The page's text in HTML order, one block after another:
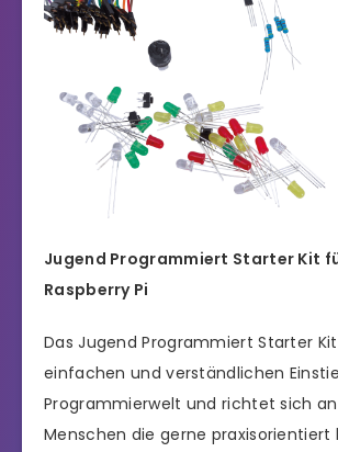
Jugend Programmiert Starter Kit
Raspberry Pi
Das Jugend Programmiert Starter
einfachen und verständlichen
Programmierwelt und richtet sich
Menschen die gerne praxisorientiert